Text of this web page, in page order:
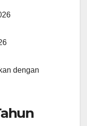
dengan